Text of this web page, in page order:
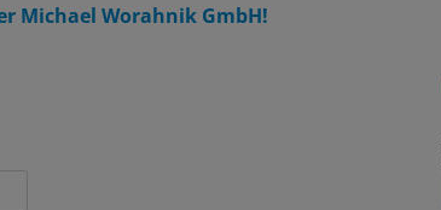
Michael Worahnik GmbH!